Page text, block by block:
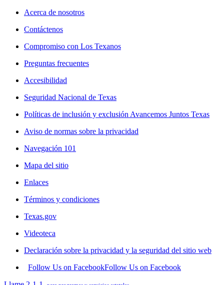
Acerca de nosotros
Contáctenos
Compromiso con Los Texanos
Preguntas frecuentes
Accesibilidad
Seguridad Nacional de Texas
Políticas de inclusión y exclusión Avancemos Juntos Texas
Aviso de normas sobre la privacidad
Navegación 101
Mapa del sitio
Enlaces
Términos y condiciones
Texas.gov
Videoteca
Declaración sobre la privacidad y la seguridad del sitio web
Follow Us on FacebookFollow Us on Facebook